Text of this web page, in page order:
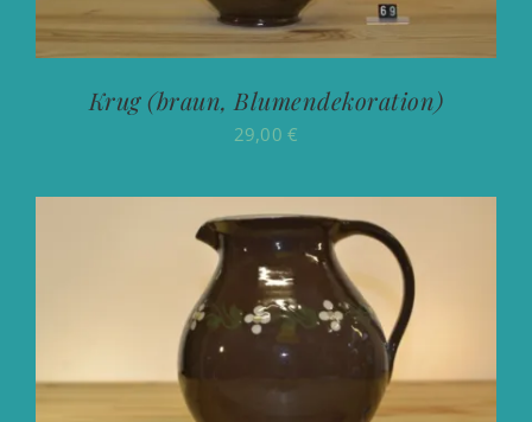
Krug (braun, Blumendekoration)
29,00€